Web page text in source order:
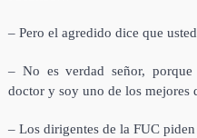
– Pero el agredido dice que
– No es verdad señor,
doctor y soy uno de los
– Los dirigentes de la FUC